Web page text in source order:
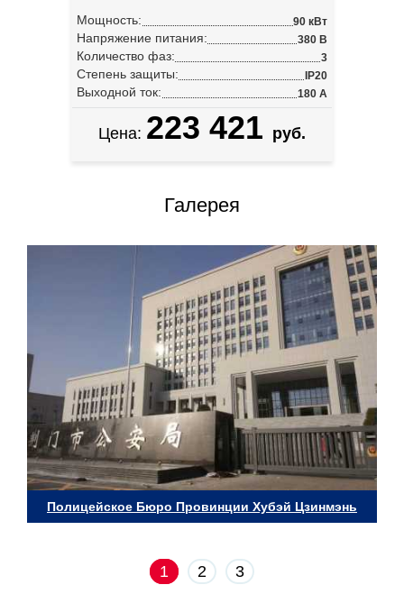
Мощность: 90 кВт
Напряжение питания: 380 В
Количество фаз: 3
Степень защиты: IP20
Выходной ток: 180 А
Цена: 223 421 руб.
Галерея
Полицейское Бюро Провинции Хубэй Цзинмэнь
1 2 3